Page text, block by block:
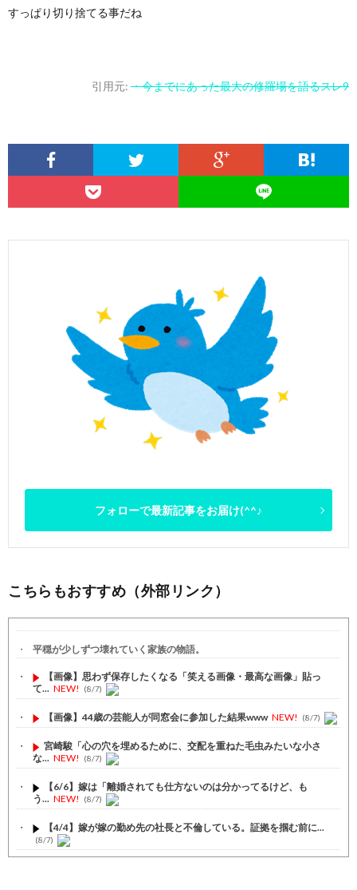
すっぱり切り捨てる事だね
引用元: ・今までにあった最大の修羅場を語るスレ9
フォローで最新記事をお届け(^^♪
こちらもおすすめ（外部リンク）
平穏が少しずつ壊れていく家族の物語。
【画像】思わず保存したくなる「笑える画像・最高な画像」貼っ
て... NEW! (8/7)
【画像】44歳の芸能人が同窓会に参加した結果www NEW! (8/7)
宮崎駿「心の穴を埋めるために、交配を重ねた毛虫みたいな小さ
な... NEW! (8/7)
【6/6】嫁は「離婚されても仕方ないのは分かってるけど、も
う... NEW! (8/7)
【4/4】嫁が嫁の勤め先の社長と不倫している。証拠を掴む前に...
(8/7)